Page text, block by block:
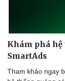
eSports
Hậu trường
Khám phá
SmartAds
Tham khảo ngay